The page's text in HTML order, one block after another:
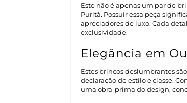
Este não é apenas um par de
Purità. Possuir essa peça
apreciadores de luxo. Cada
exclusividade.
Elegância em
Estes brincos deslumbrantes
declaração de estilo e classe.
uma obra-prima do design,